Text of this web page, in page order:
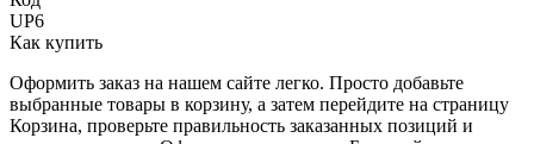
UP6
Как купить
Оформить заказ на нашем сайте легко. Просто добавьте
выбранные товары в корзину, а затем перейдите на страницу
Корзина, проверьте правильность заказанных позиций и